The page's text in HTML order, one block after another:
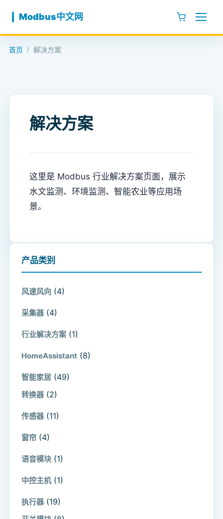
Modbus中文网
首页 / 解决方案
解决方案
这里是 Modbus 行业解决方案页面，展示
水文监测、环境监测、智能农业等应用场
景。
产品类别
风速风向 (4)
采集器 (4)
行业解决方案 (1)
HomeAssistant (8)
智能家居 (49)
转换器 (2)
传感器 (11)
窗帘 (4)
语音模块 (1)
中控主机 (1)
执行器 (19)